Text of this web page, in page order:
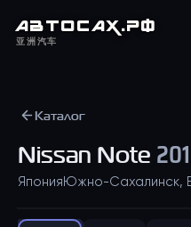
АВТОСАХ.РФ
亚洲汽车
Каталог
Nissan Note
Япония Южно-Сахалинск,